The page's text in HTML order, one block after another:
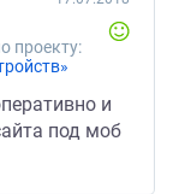
проекту:
и
под моб